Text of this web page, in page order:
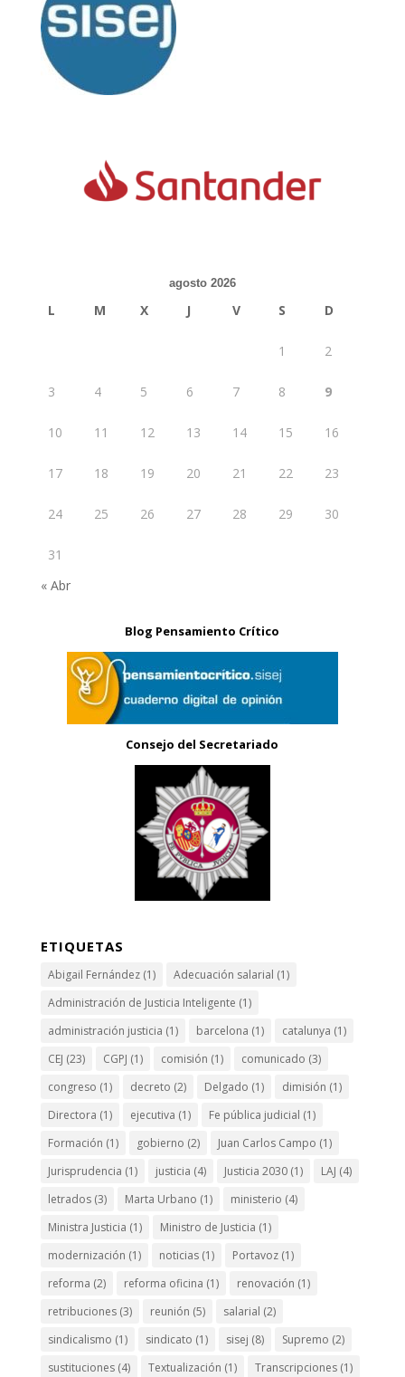
agosto 2026
L M X J V S D
1 2
3 4 5 6 7 8 9
10 11 12 13 14 15 16
17 18 19 20 21 22 23
24 25 26 27 28 29 30
31
« Abr
Blog Pensamiento Crítico
Consejo del Secretariado
ETIQUETAS
Abigail Fernández(1) Adecuación salarial (1)
Administración de Justicia Inteligente (1)
administración justicia (1) barcelona (1) catalunya (1)
CEJ (23) CGPJ (1) comisión (1) comunicado (3)
congreso (1) decreto (2) Delgado (1) dimisión (1)
Directora (1) ejecutiva (1) Fe pública judicial (1)
Formación (1) gobierno (2) Juan Carlos Campo (1)
Jurisprudencia (1) justicia (4) Justicia 2030(1) LAJ (4)
letrados(3) Marta Urbano (1) ministerio (4)
Ministra Justicia (1) Ministro de Justicia (1)
modernización (1) noticias(1) Portavoz(1)
reforma (2) reforma oficina (1) renovación (1)
retribuciones(3) reunión (5) salarial (2)
sindicalismo (1) sindicato (1) sisej (8) Supremo (2)
sustituciones(4) Textualización (1) Transcripciones(1)